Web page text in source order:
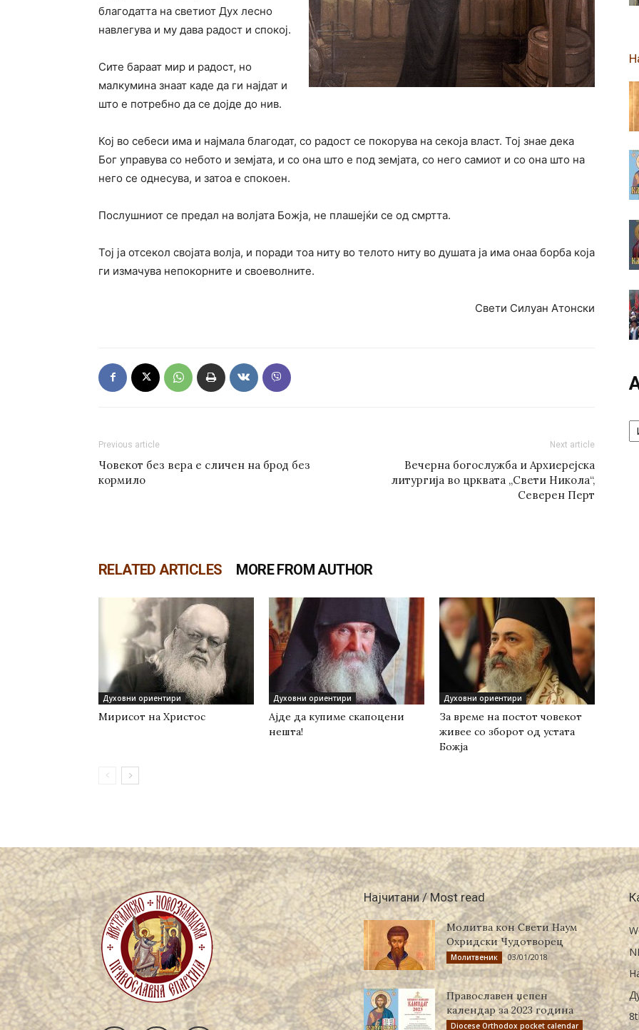
благодатта на светиот Дух лесно
навлегува и му дава радост и спокој.
Сите бараат мир и радост, но
малкумина знаат каде да ги најдат и
што е потребно да се дојде до нив.
Кој во себеси има и најмала благодат, со радост се покорува на секоја власт. Тој знае дека
Бог управува со небото и земјата, и со она што е под земјата, со него самиот и со она што на
него се однесува, и затоа е спокоен.
Послушниот се предал на волјата Божја, не плашејќи се од смртта.
Тој ја отсекол својата волја, и поради тоа ниту во телото ниту во душата ја има онаа борба која
ги измачува непокорните и своеволните.
Свети Силуан Атонски
Previous article
Човекот без вера е сличен на брод без
кормило
Next article
Вечерна богослужба и Архиерејска
литургија во црквата „Свети Никола“,
Северен Перт
RELATED ARTICLES MORE FROM AUTHOR
Духовни ориентири
Мирисот на Христос
Духовни ориентири
Ајде да купиме скапоцени
нешта!
Духовни ориентири
За време на постот човекот
живее со зборот од устата
Божја
Најчитани / Most read
Молитва кон Свети Наум
Охридски Чудотворец
Молитвеник 03/01/2018
Православен џепен
календар за 2023 година
Diocese Orthodox pocket calendar